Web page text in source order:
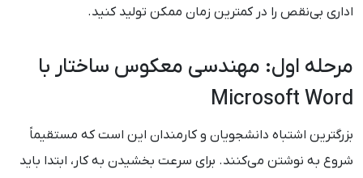
اداری بی‌نقص را در کمترین زمان ممکن تولید کنید.
مرحله اول: مهندسی معکوس ساختار با
Microsoft Word
بزرگترین اشتباه دانشجویان و کارمندان این است که مستقیماً
شروع به نوشتن می‌کنند. برای سرعت بخشیدن به کار، ابتدا باید